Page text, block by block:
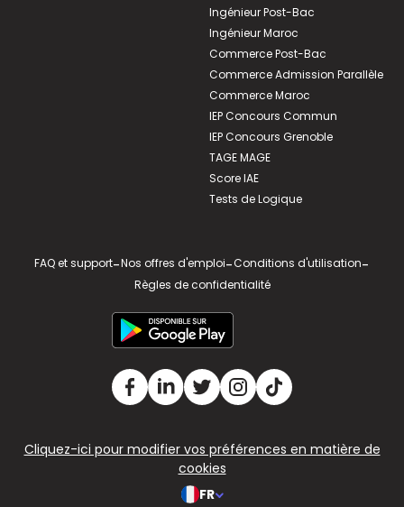
Ingénieur Post-Bac
Ingénieur Maroc
Commerce Post-Bac
Commerce Admission Parallèle
Commerce Maroc
IEP Concours Commun
IEP Concours Grenoble
TAGE MAGE
Score IAE
Tests de Logique
FAQ et support-Nos offres d'emploi-Conditions d'utilisation-
Règles de confidentialité
Cliquez-ici pour modifier vos préférences en matière de
cookies
FR